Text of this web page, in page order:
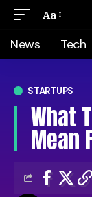
Aa
News Tech
STARTUPS
What
Mean